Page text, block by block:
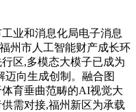
业和消息化局电子消息
州市人工智能财产成长环
区,多模态大模子已成为
迈向生成创制。融合图
育垂曲范畴的AI视觉大
需对接,福州新区为承载